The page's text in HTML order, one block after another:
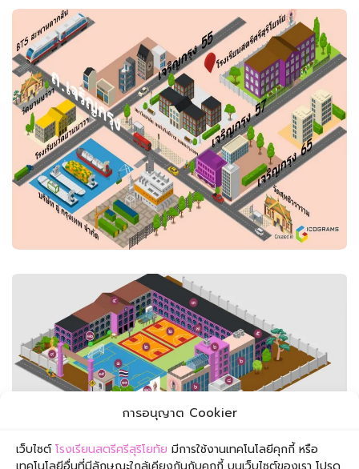
การอนุญาต Cookier
เว็บไซต์โรงเรียนสตรีศรีสุริโยทัย มีการใช้งานเทคโนโลยีคุกกี้ หรือ